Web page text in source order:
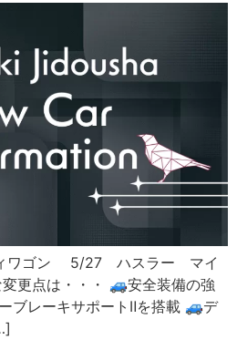
ワゴン 5/27 ハスラー マイ
更点は・・・ 🚙安全装備の強
レーキサポートⅡを搭載 🚙デ